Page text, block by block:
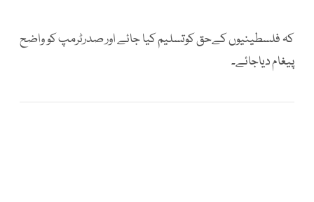
کہ فلسطینیوں کےحق کوتسلیم کیا جائے اور صدرٹرمپ کو واضح
پیغام دیاجائے۔